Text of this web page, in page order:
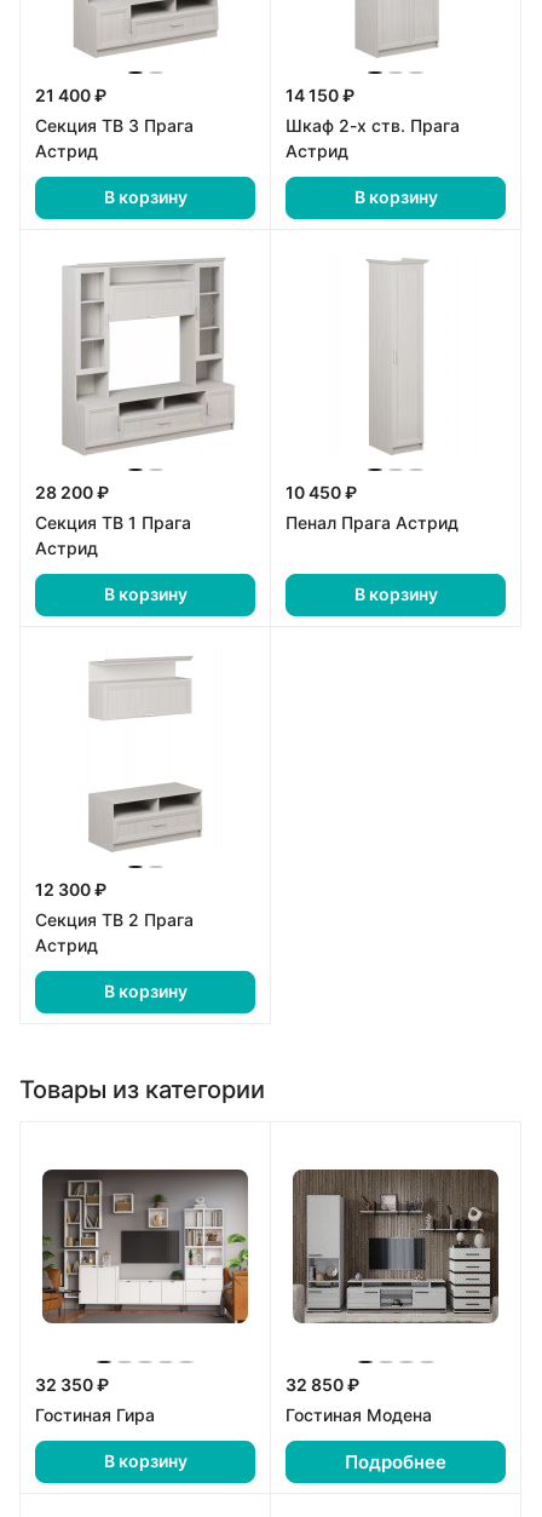
21 400 ₽
Секция ТВ 3 Прага
Астрид
В корзину
14 150 ₽
Шкаф 2-х ств. Прага
Астрид
В корзину
28 200 ₽
Секция ТВ 1 Прага
Астрид
В корзину
10 450 ₽
Пенал Прага Астрид
В корзину
12 300 ₽
Секция ТВ 2 Прага
Астрид
В корзину
Товары из категории
32 350 ₽
Гостиная Гира
В корзину
32 850 ₽
Гостиная Модена
Подробнее